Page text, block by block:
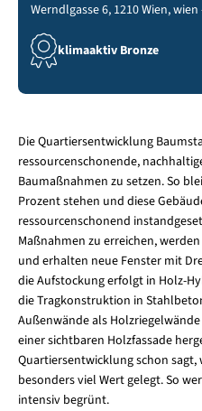
Werndlgasse 6, 1210 Wien,
klimaaktiv Bronze
Die Quartiersentwicklung
ressourcenschonende,
Baumaßnahmen zu setzen. So
Prozent stehen und diese
ressourcenschonend
Maßnahmen zu erreichen,
und erhalten neue Fenster mit
die Aufstockung erfolgt in Holz-
die Tragkonstruktion in
Außenwände als
einer sichtbaren Holzfassade
Quartiersentwicklung schon
besonders viel Wert gelegt. So
intensiv begrünt.